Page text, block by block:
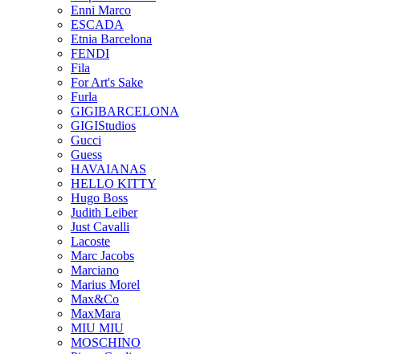
Enni Marco
ESCADA
Etnia Barcelona
FENDI
Fila
For Art's Sake
Furla
GIGIBARCELONA
GIGIStudios
Gucci
Guess
HAVAIANAS
HELLO KITTY
Hugo Boss
Judith Leiber
Just Cavalli
Lacoste
Marc Jacobs
Marciano
Marius Morel
Max&Co
MaxMara
MIU MIU
MOSCHINO